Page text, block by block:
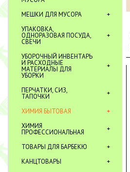
МЕШКИ ДЛЯ МУСОРА
УПАКОВКА,
ОДНОРАЗОВАЯ ПОСУДА,
СВЕЧИ
УБОРОЧНЫЙ ИНВЕНТАРЬ
И РАСХОДНЫЕ
МАТЕРИАЛЫ ДЛЯ
УБОРКИ
ПЕРЧАТКИ, СИЗ,
ТАПОЧКИ
ХИМИЯ БЫТОВАЯ
ХИМИЯ
ПРОФЕССИОНАЛЬНАЯ
ТОВАРЫ ДЛЯ БАРБЕКЮ
КАНЦТОВАРЫ